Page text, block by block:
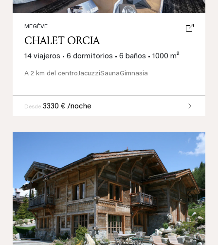
MEGÈVE
CHALET ORCIA
14 viajeros • 6 dormitorios • 6 baños • 1000 m²
A 2 km del centroJacuzziSaunaGimnasia
Desde 3330 € /noche
Previous Next